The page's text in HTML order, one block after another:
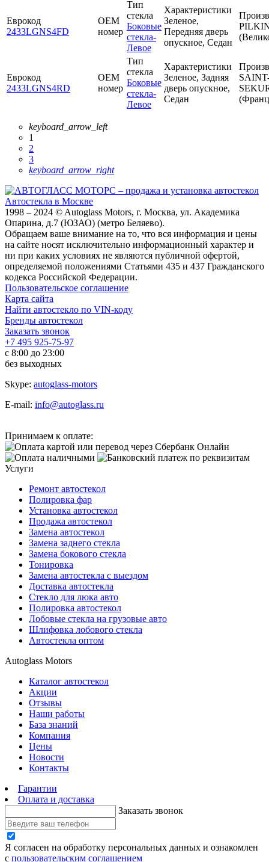
Еврокод
2433LGNS4FD
OEM
номер
Тип
стекла
Боковые
стекла-
Левое
Характеристики
Зеленое,
Передняя дверь
опускное, Седан
Еврокод
2433LGNS4RD
OEM
номер
Тип
стекла
Боковые
стекла-
Левое
Характеристики
Зеленое, Задняя
дверь опускное,
Седан
keyboard_arrow_left
1
2
3
keyboard_arrow_right
Автостекла в Москве
1998 – 2024 © Autoglass Motors, г. Москва, ул. Академика
Опарина, д.7 (ЮЗАО) (метро Беляево).
Обращаем ваше внимание на то, что вся информация и цены
на сайте носят исключительно информационный характер и
ни при каких условиях не являются публичной офертой,
определяемой положениями Статьями 435 и 437 Гражданского
кодекса Российской Федерации.
Пользовательское соглашение
Карта сайта
Найти автостекло по VIN-коду
Бренды автостекол
Заказать звонок
+7 495 925-75-97
с 8:00 до 23:00
без выходных
Skype: autoglass-motors
E-mail: info@autoglass.ru
Принимаем к оплате:
Услуги
Ремонт автостекол
Полировка фар
Установка автостекол
Продажа автостекол
Замена автостекол
Замена заднего стекла
Замена бокового стекла
Тонировка
Замена автостекла с выездом
Доставка автостекла
Стекло для люка авто
Полировка автостекол
Лобовые стекла на грузовые авто
Шлифовка лобового стекла
Автостекла оптом
Autoglass Motors
Каталог автостекол
Акции
Отзывы
Наши работы
База знаний
Компания
Цены
Новости
Контакты
Гарантии
Оплата и доставка
Заказать звонок
Я согласен на обработку персональных данных и ознакомлен
с пользовательским соглашением